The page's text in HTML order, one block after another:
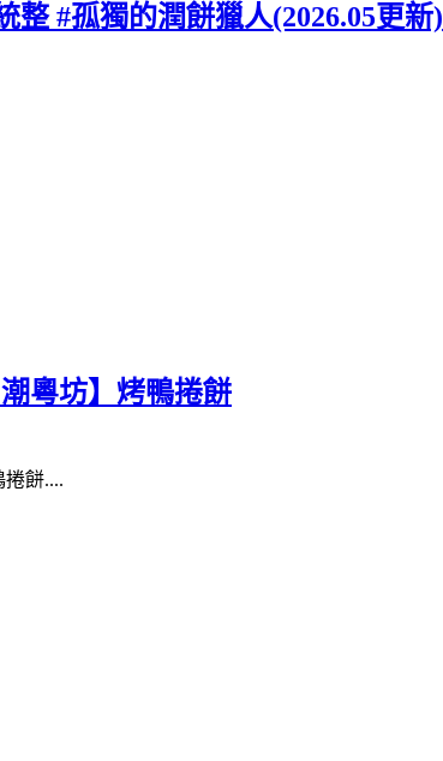
#孤獨的潤餅獵人(2026.05更新)
粵坊】烤鴨捲餅
餅....